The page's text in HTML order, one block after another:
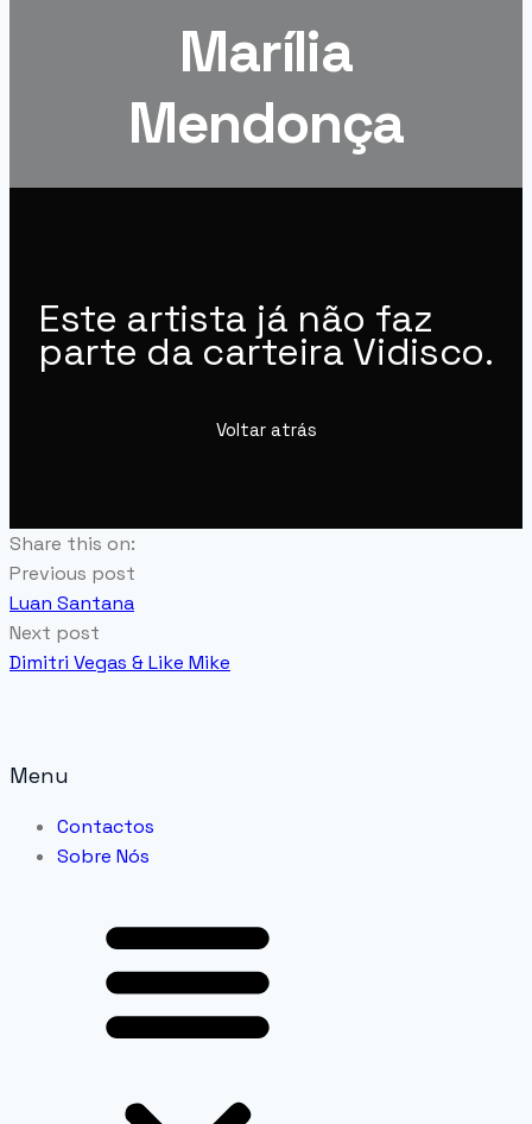
Marília
Mendonça
Este artista já não faz
parte da carteira Vidisco.
Voltar atrás
Share this on:
Previous post
Luan Santana
Next post
Dimitri Vegas & Like Mike
Menu
Contactos
Sobre Nós